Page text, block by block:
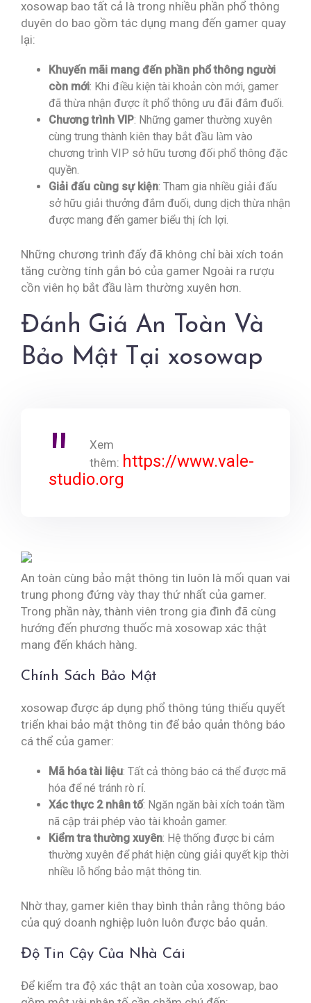
xosowap bao tất cả là trong nhiều phần phổ thông
duyên do bao gồm tác dụng mang đến gamer quay
lại:
Khuyến mãi mang đến phần phổ thông người
còn mới: Khi điều kiện tài khoản còn mới, gamer
đã thừa nhận được ít phổ thông ưu đãi đắm đuối.
Chương trình VIP: Những gamer thường xuyên
cùng trung thành kiên thay bắt đầu làm vào
chương trình VIP sở hữu tương đối phổ thông đặc
quyền.
Giải đấu cùng sự kiện: Tham gia nhiều giải đấu
sở hữu giải thưởng đắm đuối, dung dịch thừa nhận
được mang đến gamer biểu thị ích lợi.
Những chương trình đấy đã không chỉ bài xích toán
tăng cường tính gắn bó của gamer Ngoài ra rượu
cồn viên họ bắt đầu làm thường xuyên hơn.
Đánh Giá An Toàn Và
Bảo Mật Tại xosowap
Xem
thêm: https://www.vale-
studio.org
An toàn cùng bảo mật thông tin luôn là mối quan vai
trung phong đứng vày thay thứ nhất của gamer.
Trong phần này, thành viên trong gia đình đã cùng
hướng đến phương thuốc mà xosowap xác thật
mang đến khách hàng.
Chính Sách Bảo Mật
xosowap được áp dụng phổ thông túng thiếu quyết
triển khai bảo mật thông tin để bảo quản thông báo
cá thể của gamer:
Mã hóa tài liệu: Tất cả thông báo cá thể được mã
hóa để né tránh rò rỉ.
Xác thực 2 nhân tố: Ngăn ngăn bài xích toán tầm
nã cập trái phép vào tài khoản gamer.
Kiểm tra thường xuyên: Hệ thống được bi cảm
thường xuyên để phát hiện cùng giải quyết kịp thời
nhiều lỗ hổng bảo mật thông tin.
Nhờ thay, gamer kiên thay bình thản rằng thông báo
của quý doanh nghiệp luôn luôn được bảo quản.
Độ Tin Cậy Của Nhà Cái
Để kiểm tra độ xác thật an toàn của xosowap, bao